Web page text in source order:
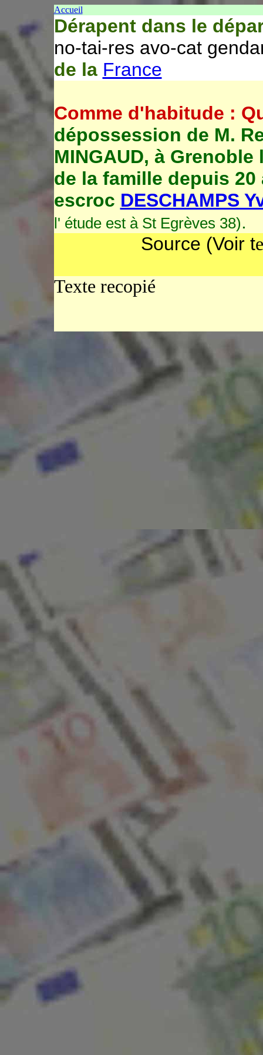
Accueil
Dérapent dans le
no-tai-res avo-cat
de la France
Comme d'habitude :
dépossession de M.
MINGAUD, à
de la famille depuis
escroc DESCHAMPS
l' étude est à St Egrèves 38).
Source (Voir t
Texte recopié